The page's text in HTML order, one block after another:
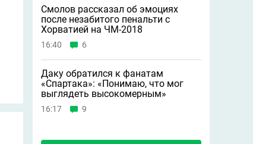
Смолов рассказал об эмоциях
после незабитого пенальти с
Хорватией на ЧМ-2018
16:40 6
Даку обратился к фанатам
«Спартака»: «Понимаю, что мог
выглядеть высокомерным»
16:17 9